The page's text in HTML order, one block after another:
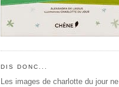
DIS DONC...
Les images de charlotte du jour ne